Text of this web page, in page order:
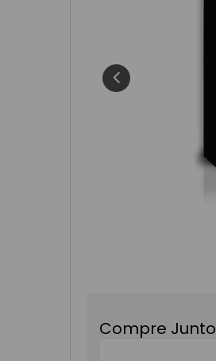
Compre Junto